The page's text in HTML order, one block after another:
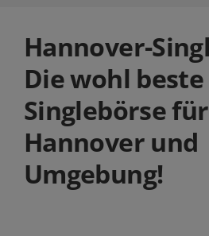
Hannover-
Die wohl beste
Singlebörse für
Hannover und
Umgebung!